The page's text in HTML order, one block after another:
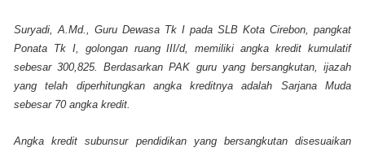
Suryadi, A.Md., Guru Dewasa Tk I pada SLB Kota Cirebon, pangkat
Ponata Tk I, golongan ruang III/d, memiliki angka kredit kumulatif
sebesar 300,825. Berdasarkan PAK guru yang bersangkutan, ijazah
yang telah diperhitungkan angka kreditnya adalah Sarjana Muda
sebesar 70 angka kredit.
Angka kredit subunsur pendidikan yang bersangkutan disesuaikan